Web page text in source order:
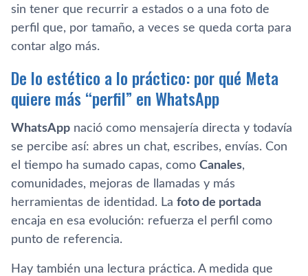
sin tener que recurrir a estados o a una foto de
perfil que, por tamaño, a veces se queda corta para
contar algo más.
De lo estético a lo práctico: por qué Meta
quiere más “perfil” en WhatsApp
WhatsApp nació como mensajería directa y todavía
se percibe así: abres un chat, escribes, envías. Con
el tiempo ha sumado capas, como Canales,
comunidades, mejoras de llamadas y más
herramientas de identidad. La foto de portada
encaja en esa evolución: refuerza el perfil como
punto de referencia.
Hay también una lectura práctica. A medida que